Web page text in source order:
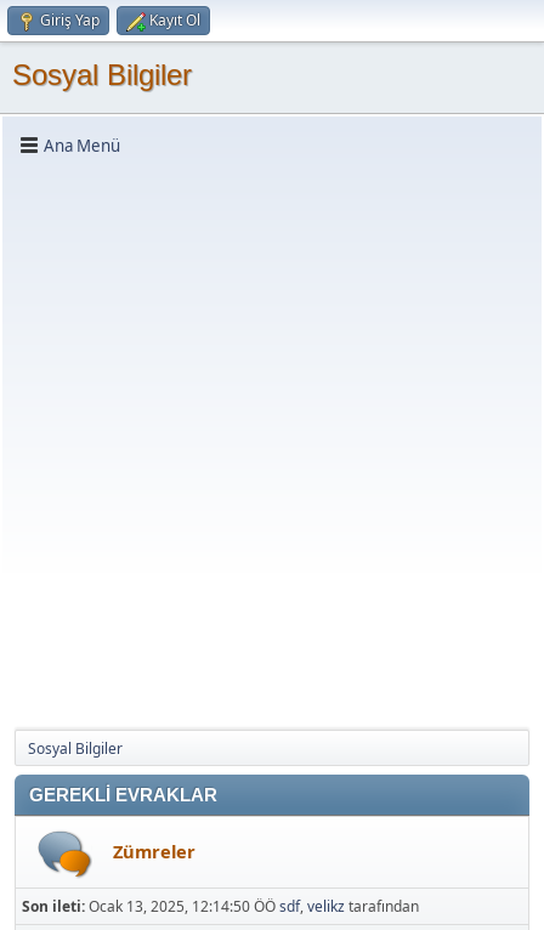
Giriş Yap Kayıt Ol
Sosyal Bilgiler
Ana Menü
Sosyal Bilgiler
GEREKLİ EVRAKLAR
Zümreler
Son ileti:Ocak 13, 2025, 12:14:50 ÖÖsdf,velikztarafından